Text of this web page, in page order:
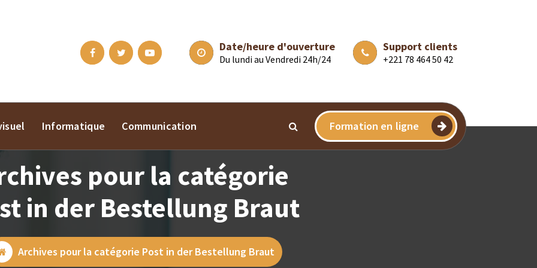
Date/heure d'ouverture
Du lundi au Vendredi 24h/24
Support clients
+221 78 464 50 42
Informatique Communication Formation en ligne
pour la catégorie
in der Bestellung Braut
Archives pour la catégorie Post in der Bestellung Braut